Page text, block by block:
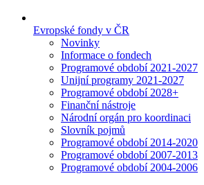
Evropské fondy v ČR
Novinky
Informace o fondech
Programové období 2021-2027
Unijní programy 2021-2027
Programové období 2028+
Finanční nástroje
Národní orgán pro koordinaci
Slovník pojmů
Programové období 2014-2020
Programové období 2007-2013
Programové období 2004-2006